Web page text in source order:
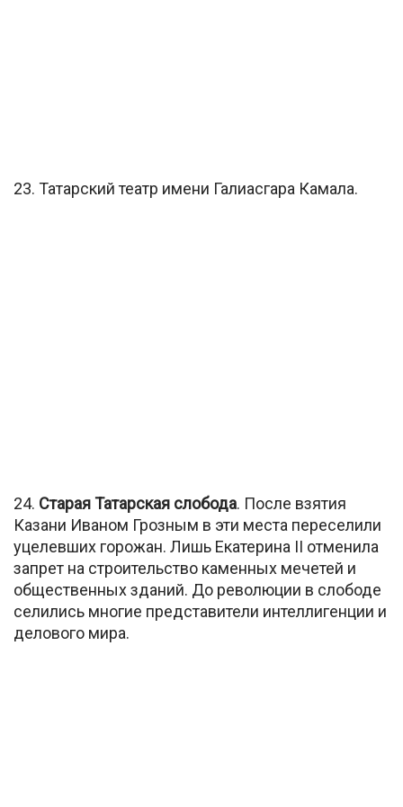
23. Татарский театр имени Галиасгара Камала.
24. Старая Татарская слобода. После взятия
Казани Иваном Грозным в эти места переселили
уцелевших горожан. Лишь Екатерина II отменила
запрет на строительство каменных мечетей и
общественных зданий. До революции в слободе
селились многие представители интеллигенции и
делового мира.